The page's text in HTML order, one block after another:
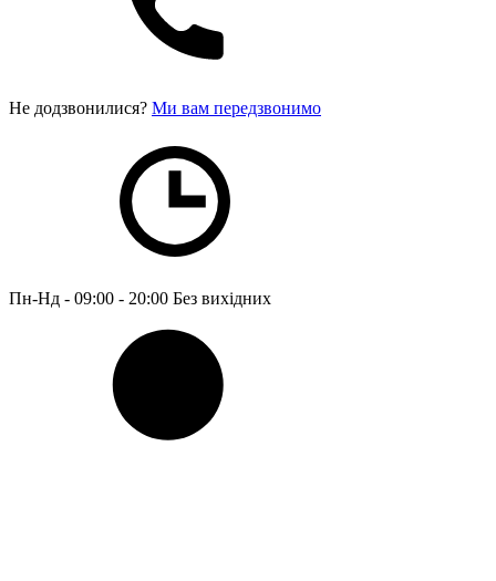
Не додзвонилися? Ми вам передзвонимо
Пн-Нд - 09:00 - 20:00 Без вихідних